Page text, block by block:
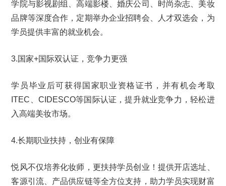
学院与影视剧组、高端影楼、婚庆公司、时尚杂志、美妆
品牌等深度合作，定期举办企业招聘会、人才双选会，为
学员提供丰富的就业机会。
3.国家+国际双认证，竞争力更强
学员毕业后可获得国家职业资格证书，并有机会考取
ITEC、CIDESCO等国际认证，提升就业竞争力，轻松进
入高端美妆市场。
4.长期职业扶持，创业有保障
悦风不仅培养化妆师，更扶持学员创业！提供开店选址、
客源引流、产品供应链等全方位支持，助力学员实现财富